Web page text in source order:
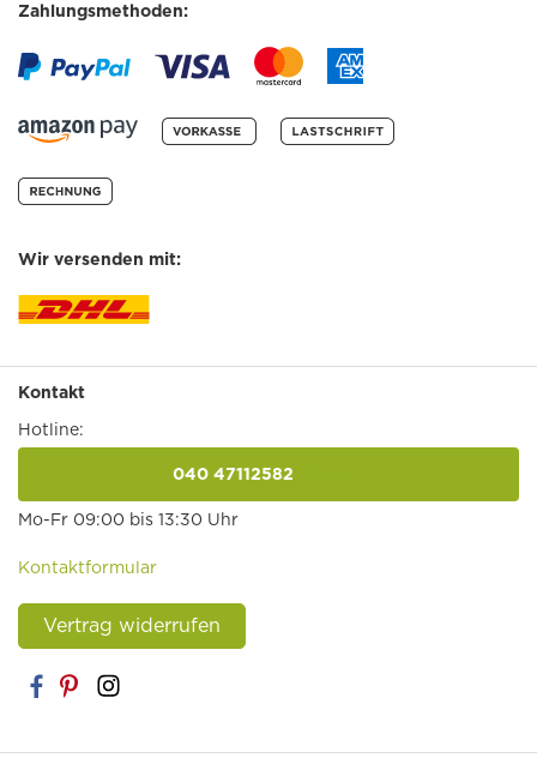
Zahlungsmethoden:
Wir versenden mit:
Kontakt
Hotline:
040 47112582
Mo-Fr 09:00 bis 13:30 Uhr
Kontaktformular
Vertrag widerrufen